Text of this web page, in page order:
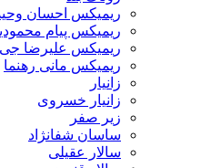
ریمیکس احسان
ریمیکس پیام
ریمیکس علیرضا جی
ریمیکس مانی رهنما
زانیار
زانیار خسروی
زیر صفر
ساسان شفانژاد
سالار عقیلی